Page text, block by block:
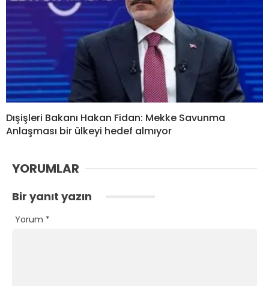
Dışişleri Bakanı Hakan Fidan: Mekke Savunma
Anlaşması bir ülkeyi hedef almıyor
YORUMLAR
Bir yanıt yazın
Yorum *